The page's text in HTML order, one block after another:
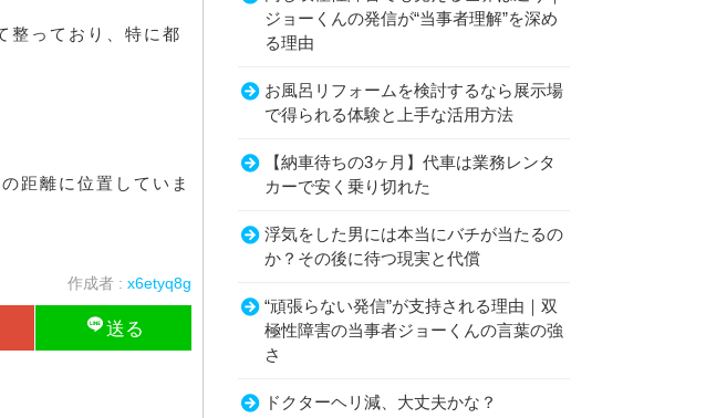
整っており、特に都
距離に位置していま
作成者 : x6etyq8g
ジョーくんの発信が“当事者理解”を深め
る理由
お風呂リフォームを検討するなら展示場
で得られる体験と上手な活用方法
【納車待ちの3ヶ月】代車は業務レンタ
カーで安く乗り切れた
浮気をした男には本当にバチが当たるの
か？その後に待つ現実と代償
“頑張らない発信”が支持される理由｜双
極性障害の当事者ジョーくんの言葉の強
さ
ドクターヘリ減、大丈夫かな？